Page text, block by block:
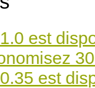
est
est